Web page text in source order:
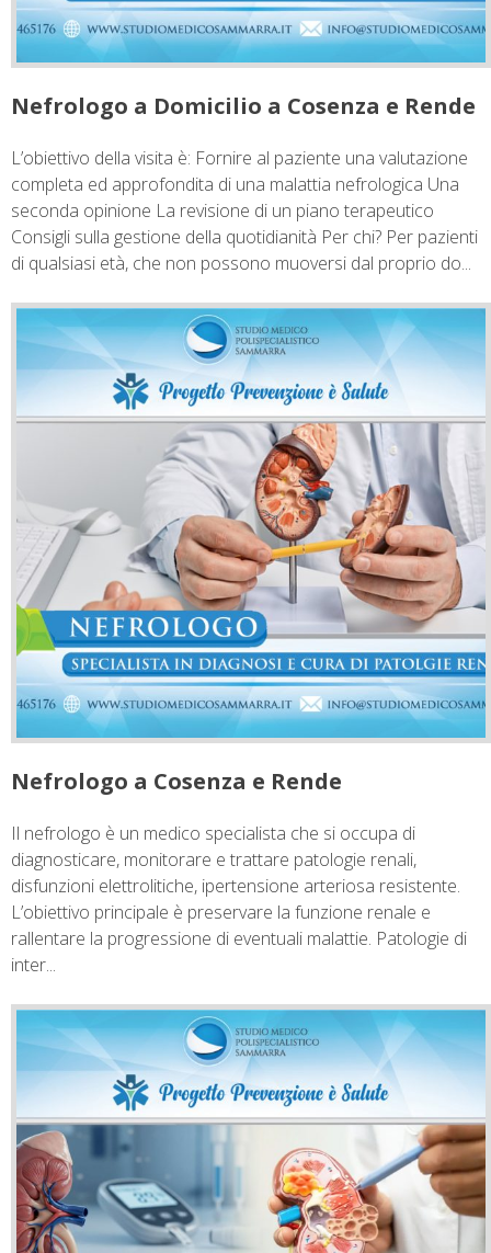
Nefrologo a Domicilio a Cosenza e Rende
L’obiettivo della visita è: Fornire al paziente una valutazione
completa ed approfondita di una malattia nefrologica Una
seconda opinione La revisione di un piano terapeutico
Consigli sulla gestione della quotidianità Per chi? Per pazienti
di qualsiasi età, che non possono muoversi dal proprio do...
Nefrologo a Cosenza e Rende
Il nefrologo è un medico specialista che si occupa di
diagnosticare, monitorare e trattare patologie renali,
disfunzioni elettrolitiche, ipertensione arteriosa resistente.
L’obiettivo principale è preservare la funzione renale e
rallentare la progressione di eventuali malattie. Patologie di
inter...